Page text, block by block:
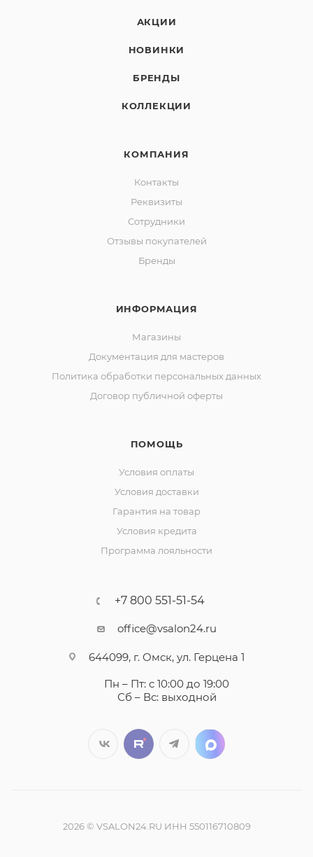
АКЦИИ
НОВИНКИ
БРЕНДЫ
КОЛЛЕКЦИИ
КОМПАНИЯ
Контакты
Реквизиты
Сотрудники
Отзывы покупателей
Бренды
ИНФОРМАЦИЯ
Магазины
Документация для мастеров
Политика обработки персональных данных
Договор публичной оферты
ПОМОЩЬ
Условия оплаты
Условия доставки
Гарантия на товар
Условия кредита
Программа лояльности
+7 800 551-51-54
office@vsalon24.ru
644099, г. Омск, ул. Герцена 1
Пн – Пт: с 10:00 до 19:00
Сб – Вс: выходной
2026 © VSALON24.RU ИНН 550116710809